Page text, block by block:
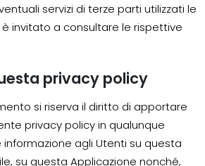
servizi di terze parti utilizzati le
invitato a consultare le rispettive
privacy policy
si riserva il diritto di apportare
privacy policy in qualunque
agli Utenti su questa
su questa Applicazione nonché,